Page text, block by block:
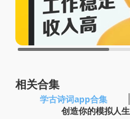
相关合集
学古诗词app合集
创造你的模拟人生